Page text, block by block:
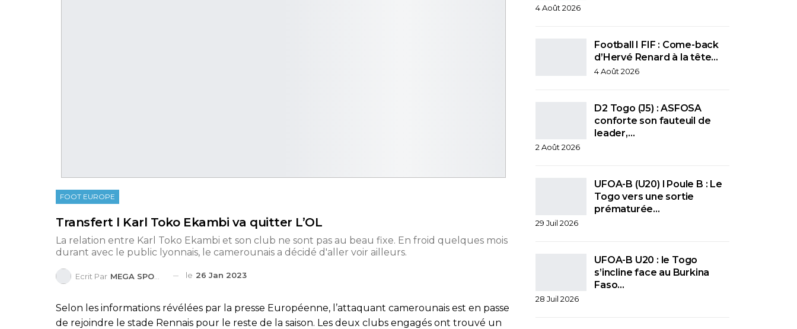
FOOT EUROPE
Transfert l Karl Toko Ekambi va quitter L’OL
La relation entre Karl Toko Ekambi et son club ne sont pas au beau fixe. En froid quelques mois
durant avec le public lyonnais, le camerounais a décidé d'aller voir ailleurs.
Ecrit Par MEGA SPORTS le 26 Jan 2023
Selon les informations révélées par la presse Européenne, l’attaquant camerounais est en passe
de rejoindre le stade Rennais pour le reste de la saison. Les deux clubs engagés ont trouvé un
4 Août 2026
Football I FIF : Come-back
d’Hervé Renard à la tête…
4 Août 2026
D2 Togo (J5) : ASFOSA
conforte son fauteuil de
leader,…
2 Août 2026
UFOA-B (U20) l Poule B : Le
Togo vers une sortie
prématurée…
29 Juil 2026
UFOA-B U20 : le Togo
s’incline face au Burkina
Faso…
28 Juil 2026